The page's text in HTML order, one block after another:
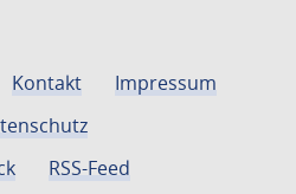
Kontakt
Impressum
RSS-Feed